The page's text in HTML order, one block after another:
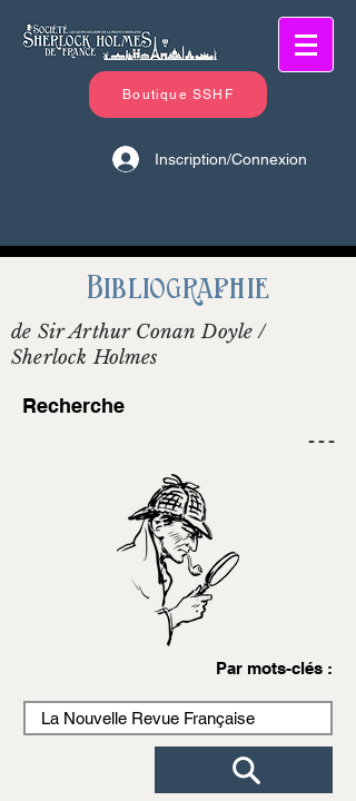
Boutique SSHF
Inscription/Connexion
Bibliographie
de Sir Arthur Conan Doyle /
Sherlock Holmes
Recherche
- - -
Par mots-clés :